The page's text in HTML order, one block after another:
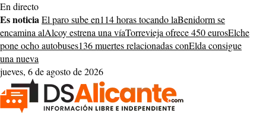
Saltar
al
contenido
En directo
Es noticiaEl paro sube en114 horas tocando laBenidorm se
encamina alAlcoy estrena una víaTorrevieja ofrece 450 eurosElche
pone ocho autobuses136 muertes relacionadas conElda consigue
una nueva
jueves, 6 de agosto de 2026